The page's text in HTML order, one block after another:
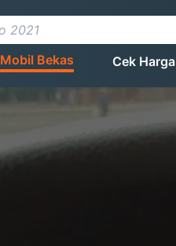
Mobil Bekas Cek Harga